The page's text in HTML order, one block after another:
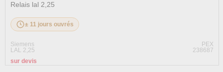
Relais lal 2,25
± 11 jours ouvrés
Siemens
PEX
LAL 2,25
238687
sur devis